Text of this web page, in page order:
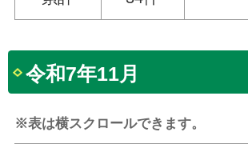
令和7年11月
※表は横スクロールできます。